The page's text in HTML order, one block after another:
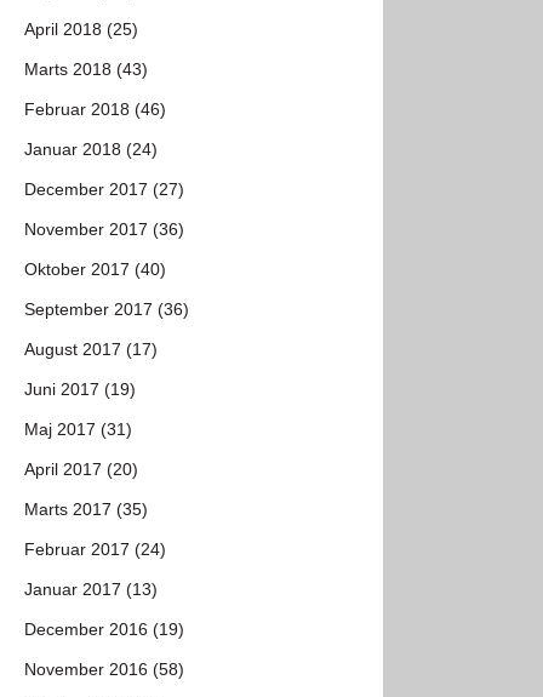
April 2018 (25)
Marts 2018 (43)
Februar 2018 (46)
Januar 2018 (24)
December 2017 (27)
November 2017 (36)
Oktober 2017 (40)
September 2017 (36)
August 2017 (17)
Juni 2017 (19)
Maj 2017 (31)
April 2017 (20)
Marts 2017 (35)
Februar 2017 (24)
Januar 2017 (13)
December 2016 (19)
November 2016 (58)